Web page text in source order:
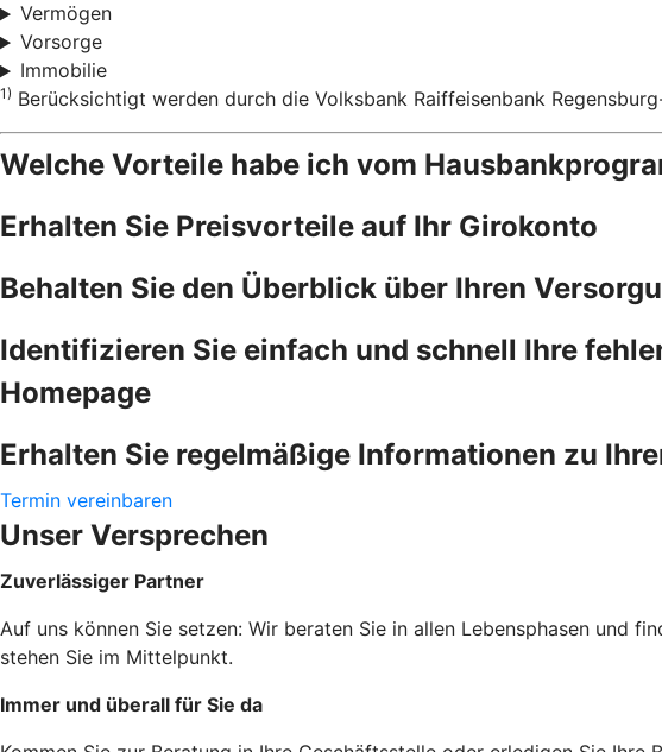
Vermögen
Vorsorge
Immobilie
1) Berücksichtigt werden durch die Volksbank Raiffeisenbank
Welche Vorteile habe ich vom
Erhalten Sie Preisvorteile auf Ihr Girokonto
Behalten Sie den Überblick über Ihren
Identifizieren Sie einfach und schnell Ihre
Homepage
Erhalten Sie regelmäßige Informationen zu
Termin vereinbaren
Unser Versprechen
Zuverlässiger Partner
Auf uns können Sie setzen: Wir beraten Sie in allen Lebensphasen und
stehen Sie im Mittelpunkt.
Immer und überall für Sie da